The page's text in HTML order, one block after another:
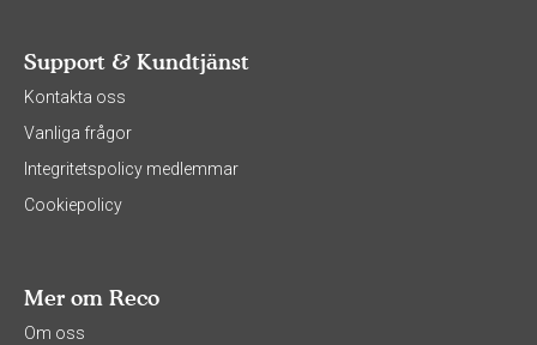
Support & Kundtjänst
Kontakta oss
Vanliga frågor
Integritetspolicy medlemmar
Cookiepolicy
Mer om Reco
Om oss